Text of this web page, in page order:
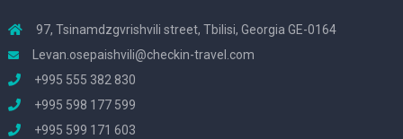
97, Tsinamdzgvrishvili street, Tbilisi, Georgia GE-0164
Levan.osepaishvili@checkin-travel.com
+995 555 382 830
+995 598 177 599
+995 599 171 603